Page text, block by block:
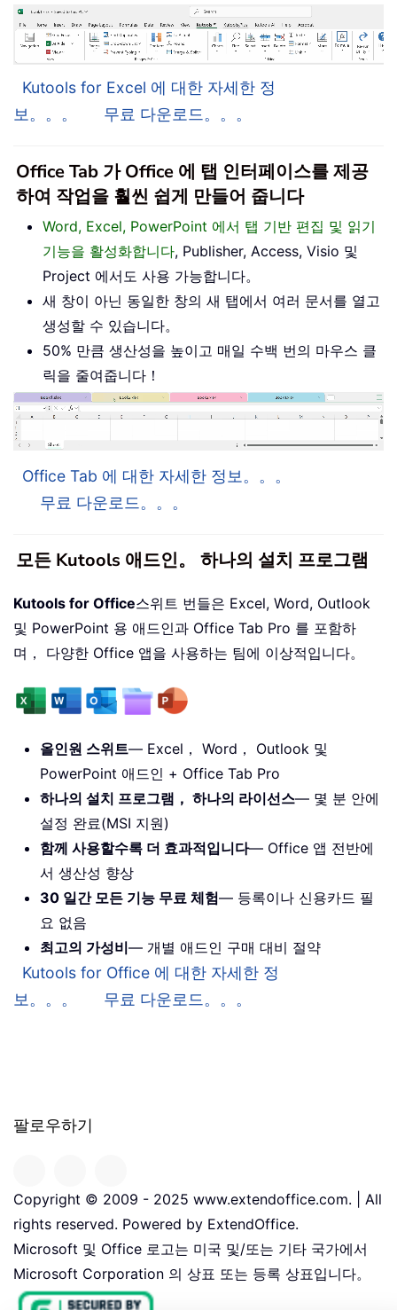
Kutools for Excel 에 대한 자세한 정
보。。。
무료 다운로드。。。
Office Tab 가 Office 에 탭 인터페이스를 제공
하여 작업을 훨씬 쉽게 만들어 줍니다
Word, Excel, PowerPoint 에서 탭 기반 편집 및 읽기
기능을 활성화합니다, Publisher, Access, Visio 및
Project 에서도 사용 가능합니다。
새 창이 아닌 동일한 창의 새 탭에서 여러 문서를 열고
생성할 수 있습니다。
50% 만큼 생산성을 높이고 매일 수백 번의 마우스 클
릭을 줄여줍니다！
Office Tab 에 대한 자세한 정보。。。
무료 다운로드。。。
모든 Kutools 애드인。 하나의 설치 프로그램
Kutools for Office스위트 번들은 Excel, Word, Outlook
및 PowerPoint 용 애드인과 Office Tab Pro 를 포함하
며， 다양한 Office 앱을 사용하는 팀에 이상적입니다。
올인원 스위트— Excel， Word， Outlook 및
PowerPoint 애드인 + Office Tab Pro
하나의 설치 프로그램， 하나의 라이선스— 몇 분 안에
설정 완료(MSI 지원)
함께 사용할수록 더 효과적입니다— Office 앱 전반에
서 생산성 향상
30 일간 모든 기능 무료 체험— 등록이나 신용카드 필
요 없음
최고의 가성비— 개별 애드인 구매 대비 절약
Kutools for Office 에 대한 자세한 정
보。。。
무료 다운로드。。。
팔로우하기
Copyright © 2009 - 2025 www.extendoffice.com. | All
rights reserved. Powered by ExtendOffice.
Microsoft 및 Office 로고는 미국 및/또는 기타 국가에서
Microsoft Corporation 의 상표 또는 등록 상표입니다。